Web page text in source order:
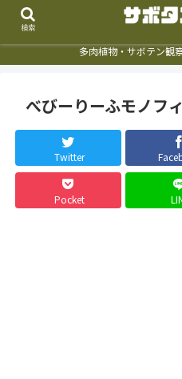
多肉植物・サボテン観
べびーりーふモノフ
Twitter
Pocket
検索